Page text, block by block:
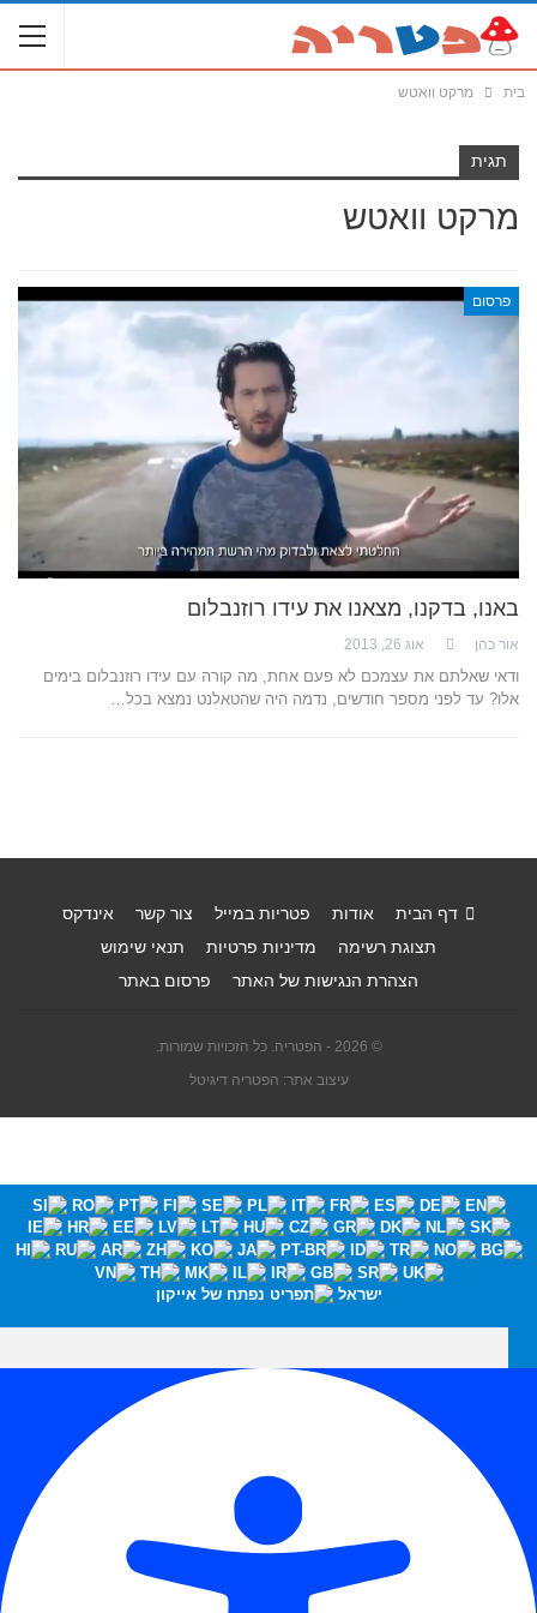
בית מרקט וואטש
תגית
מרקט וואטש
פרסום
באנו, בדקנו, מצאנו את עידו רוזנבלום
אור כהן אוג 26, 2013
ודאי שאלתם את עצמכם לא פעם אחת, מה קורה עם עידו רוזנבלום בימים
אלו? עד לפני מספר חודשים, נדמה היה שהטאלנט נמצא בכל…
דף הבית אודות פטריות במייל צור קשר
אינדקס
תצוגת רשימה
מדיניות פרטיות
תנאי שימוש
הצהרת הנגישות של האתר
פרסום באתר
© 2026 - הפטריה. כל הזכויות שמורות.
עיצוב אתר: הפטריה דיגיטל
ישראל